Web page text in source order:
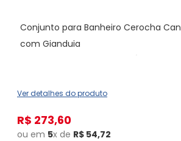
Conjunto para Banheiro Cerocha
com Gianduia
Ver detalhes do produto
R$ 273,60
ou em 5x de R$ 54,72